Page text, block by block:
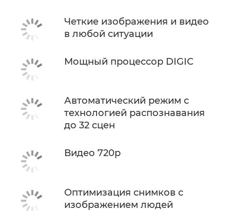
Четкие изображения и видео
в любой ситуации
Мощный процессор DIGIC
Автоматический режим с
технологией распознавания
до 32 сцен
Видео 720p
Оптимизация снимков с
изображением людей